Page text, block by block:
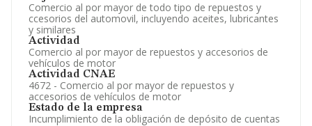
Comercio al por mayor de todo tipo de repuestos y
ccesorios del automovil, incluyendo aceites, lubricantes
y similares
Actividad
Comercio al por mayor de repuestos y accesorios de
vehículos de motor
Actividad CNAE
4672 - Comercio al por mayor de repuestos y
accesorios de vehículos de motor
Estado de la empresa
Incumplimiento de la obligación de depósito de cuentas